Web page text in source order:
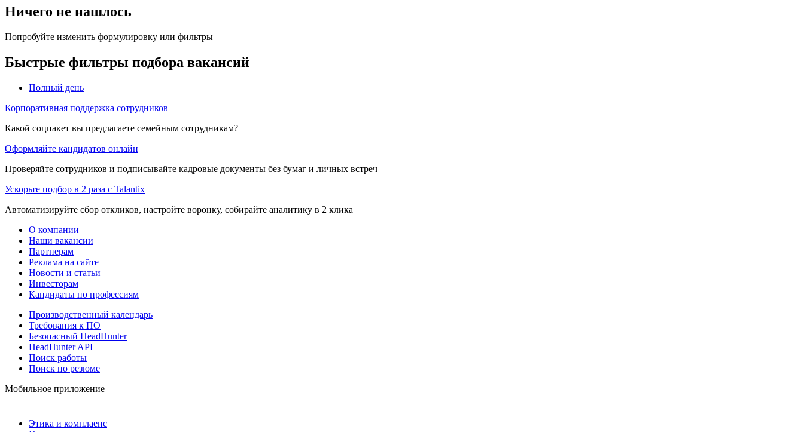
Ничего не нашлось
Попробуйте изменить формулировку или фильтры
Быстрые фильтры подбора вакансий
Полный день
Корпоративная поддержка сотрудников
Какой соцпакет вы предлагаете семейным сотрудникам?
Оформляйте кандидатов онлайн
Проверяйте сотрудников и подписывайте кадровые документы без бумаг и личных встреч
Ускорьте подбор в 2 раза с Talantix
Автоматизируйте сбор откликов, настройте воронку, собирайте аналитику в 2 клика
О компании
Наши вакансии
Партнерам
Реклама на сайте
Новости и статьи
Инвесторам
Кандидаты по профессиям
Производственный календарь
Требования к ПО
Безопасный HeadHunter
HeadHunter API
Поиск работы
Поиск по резюме
Мобильное приложение
Этика и комплаенс